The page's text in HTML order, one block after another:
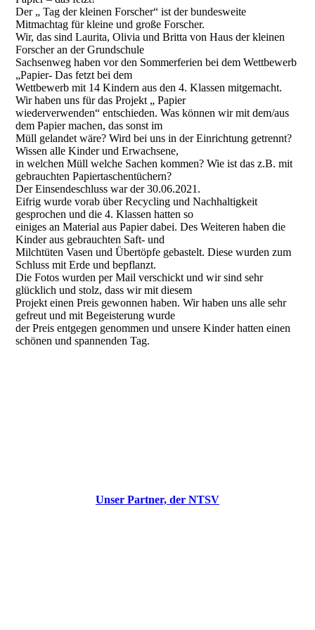
Der „ Tag der kleinen Forscher“ ist der bundesweite
Mitmachtag für kleine und große Forscher.
Wir, das sind Laurita, Olivia und Britta von Haus der kleinen
Forscher an der Grundschule
Sachsenweg haben vor den Sommerferien bei dem Wettbewerb
„Papier- Das fetzt bei dem
Wettbewerb mit 14 Kindern aus den 4. Klassen mitgemacht.
Wir haben uns für das Projekt „ Papier
wiederverwenden“ entschieden. Was können wir mit dem/aus
dem Papier machen, das sonst im
Müll gelandet wäre? Wird bei uns in der Einrichtung getrennt?
Wissen alle Kinder und Erwachsene,
in welchen Müll welche Sachen kommen? Wie ist das z.B. mit
gebrauchten Papiertaschentüchern?
Der Einsendeschluss war der 30.06.2021.
Eifrig wurde vorab über Recycling und Nachhaltigkeit
gesprochen und die 4. Klassen hatten so
einiges an Material aus Papier dabei. Des Weiteren haben die
Kinder aus gebrauchten Saft- und
Milchtüten Vasen und Übertöpfe gebastelt. Diese wurden zum
Schluss mit Erde und bepflanzt.
Die Fotos wurden per Mail verschickt und wir sind sehr
glücklich und stolz, dass wir mit diesem
Projekt einen Preis gewonnen haben. Wir haben uns alle sehr
gefreut und mit Begeisterung wurde
der Preis entgegen genommen und unsere Kinder hatten einen
schönen und spannenden Tag.
Unser Partner, der NTSV